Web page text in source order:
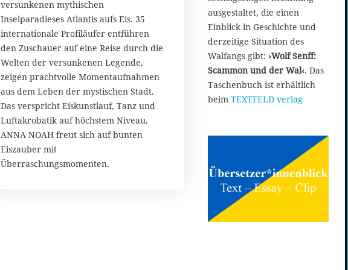
z
2
0
1
9
versunkenen mythischen
Inselparadieses Atlantis aufs Eis. 35
internationale Profiläufer entführen
den Zuschauer auf eine Reise durch die
Welten der versunkenen Legende,
zeigen prachtvolle Momentaufnahmen
aus dem Leben der mystischen Stadt.
Das verspricht Eiskunstlauf, Tanz und
Luftakrobatik auf höchstem Niveau.
ANNA NOAH freut sich auf bunten
Eiszauber mit
Überraschungsmomenten.
ausgestaltet, die einen
Einblick in Geschichte und
derzeitige Situation des
Walfangs gibt: ›Wolf Senff:
Scammon und der Wal‹. Das
Taschenbuch ist erhältlich
beim TEXTFELD verlag